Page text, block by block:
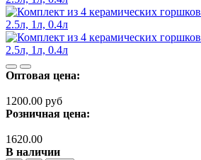
Оптовая цена:
1200.00 руб
Розничная цена:
1620.00
В наличии